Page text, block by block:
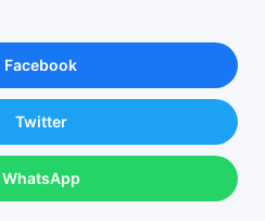
Facebook
Twitter
WhatsApp